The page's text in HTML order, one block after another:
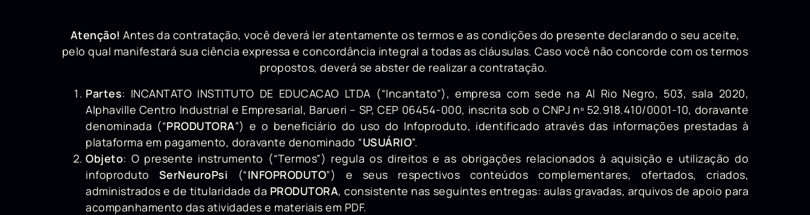
Atenção! Antes da contratação, você deverá ler atentamente os termos e as condições do presente declarando o seu aceite,
pelo qual manifestará sua ciência expressa e concordância integral a todas as cláusulas. Caso você não concorde com os termos
propostos, deverá se abster de realizar a contratação.
Partes: INCANTATO INSTITUTO DE EDUCACAO LTDA (“Incantato”), empresa com sede na Al Rio Negro, 503, sala 2020,
Alphaville Centro Industrial e Empresarial, Barueri – SP, CEP 06454-000, inscrita sob o CNPJ nº 52.918.410/0001-10, doravante
denominada (“PRODUTORA”) e o beneficiário do uso do Infoproduto, identificado através das informações prestadas à
plataforma em pagamento, doravante denominado “USUÁRIO”.
Objeto: O presente instrumento (“Termos”) regula os direitos e as obrigações relacionados à aquisição e utilização do
infoproduto SerNeuroPsi (“INFOPRODUTO”) e seus respectivos conteúdos complementares, ofertados, criados,
administrados e de titularidade da PRODUTORA, consistente nas seguintes entregas: aulas gravadas, arquivos de apoio para
acompanhamento das atividades e materiais em PDF.